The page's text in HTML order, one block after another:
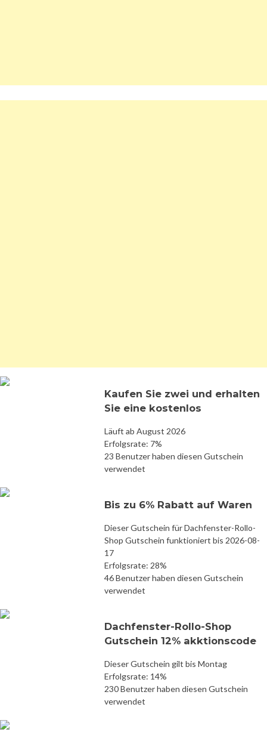
Kaufen Sie zwei und erhalten
Sie eine kostenlos
Läuft ab August 2026
Erfolgsrate: 7%
23 Benutzer haben diesen Gutschein
verwendet
Bis zu 6% Rabatt auf Waren
Dieser Gutschein für Dachfenster-Rollo-
Shop Gutschein funktioniert bis 2026-08-
17
Erfolgsrate: 28%
46 Benutzer haben diesen Gutschein
verwendet
Dachfenster-Rollo-Shop
Gutschein 12% akktionscode
Dieser Gutschein gilt bis Montag
Erfolgsrate: 14%
230 Benutzer haben diesen Gutschein
verwendet